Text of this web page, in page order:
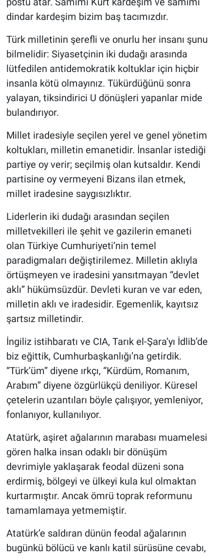
dindar kardeşim bizim baş tacımızdır.
Türk milletinin şerefli ve onurlu her insanı şunu
bilmelidir: Siyasetçinin iki dudağı arasında
lütfedilen antidemokratik koltuklar için hiçbir
insanla kötü olmayınız. Tükürdüğünü sonra
yalayan, tiksindirici U dönüşleri yapanlar mide
bulandırıyor.
Millet iradesiyle seçilen yerel ve genel yönetim
koltukları, milletin emanetidir. İnsanlar istediği
partiye oy verir; seçilmiş olan kutsaldır. Kendi
partisine oy vermeyeni Bizans ilan etmek,
millet iradesine saygısızlıktır.
Liderlerin iki dudağı arasından seçilen
milletvekilleri ile şehit ve gazilerin emaneti
olan Türkiye Cumhuriyeti’nin temel
paradigmaları değiştirilemez. Milletin aklıyla
örtüşmeyen ve iradesini yansıtmayan “devlet
aklı” hükümsüzdür. Devleti kuran ve var eden,
milletin aklı ve iradesidir. Egemenlik, kayıtsız
şartsız milletindir.
İngiliz istihbaratı ve CIA, Tarık el-Şara’yı İdlib’de
biz eğittik, Cumhurbaşkanlığı’na getirdik.
“Türk’üm” diyene ırkçı, “Kürdüm, Romanım,
Arabım” diyene özgürlükçü deniliyor. Küresel
çetelerin uzantıları böyle çalışıyor, yemleniyor,
fonlanıyor, kullanılıyor.
Atatürk, aşiret ağalarının marabası muamelesi
gören halka insan odaklı bir dönüşüm
devrimiyle yaklaşarak feodal düzeni sona
erdirmiş, bölgeyi ve ülkeyi kula kul olmaktan
kurtarmıştır. Ancak ömrü toprak reformunu
tamamlamaya yetmemiştir.
Atatürk’e saldıran dünün feodal ağalarının
bugünkü bölücü ve kanlı katil sürüsüne cevabı,